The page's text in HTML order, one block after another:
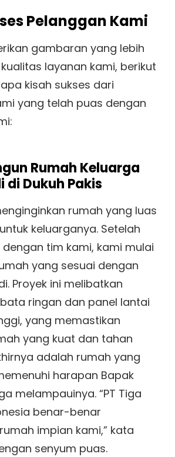
Pelanggan Kami
gambaran yang lebih
layanan kami, berikut
kisah sukses dari
yang telah puas dengan
Rumah Keluarga
di Dukuh Pakis
rumah yang luas
keluarganya. Setelah
tim kami, kami mulai
yang sesuai dengan
Proyek ini melibatkan
ringan dan panel lantai
yang memastikan
yang kuat dan tahan
adalah rumah yang
harapan Bapak
melampauinya. “PT Tiga
benar-benar
impian kami,” kata
senyum puas.